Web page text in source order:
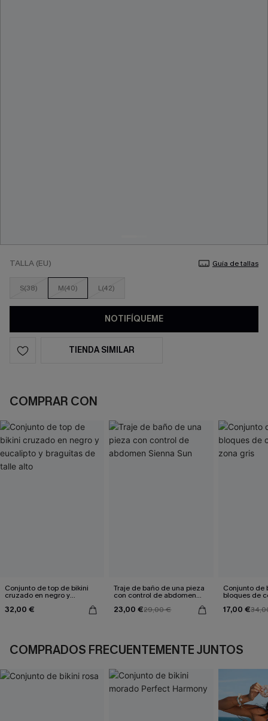
TALLA (EU) Guía de tallas
S(38) M(40) L(42)
NOTIFÍQUEME
TIENDA SIMILAR
COMPRAR CON
Conjunto de top de bikini
cruzado en negro y
eucalipto y braguitas de
talle alto
32,00 €
Traje de baño de una pieza
con control de abdomen
23,00 €29,00 €
Conjunto de
bloques de
17,00 €
COMPRADOS FRECUENTEMENTE JUNTOS